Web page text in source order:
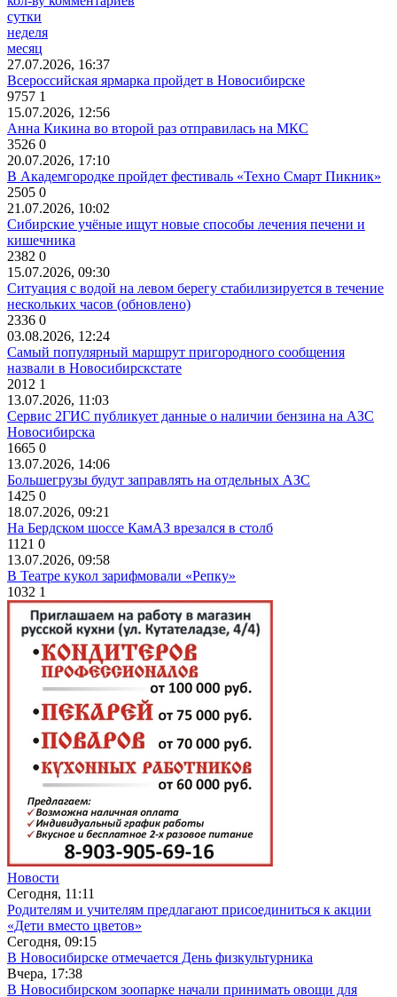
сутки
неделя
месяц
27.07.2026, 16:37
Всероссийская ярмарка пройдет в Новосибирске
9757 1
15.07.2026, 12:56
Анна Кикина во второй раз отправилась на МКС
3526 0
20.07.2026, 17:10
В Академгородке пройдет фестиваль «Техно Смарт Пикник»
2505 0
21.07.2026, 10:02
Сибирские учёные ищут новые способы лечения печени и
кишечника
2382 0
15.07.2026, 09:30
Ситуация с водой на левом берегу стабилизируется в течение
нескольких часов (обновлено)
2336 0
03.08.2026, 12:24
Самый популярный маршрут пригородного сообщения
назвали в Новосибирскстате
2012 1
13.07.2026, 11:03
Сервис 2ГИС публикует данные о наличии бензина на АЗС
Новосибирска
1665 0
13.07.2026, 14:06
Большегрузы будут заправлять на отдельных АЗС
1425 0
18.07.2026, 09:21
На Бердском шоссе КамАЗ врезался в столб
1121 0
13.07.2026, 09:58
В Театре кукол зарифмовали «Репку»
1032 1
Новости
Сегодня, 11:11
Родителям и учителям предлагают присоединиться к акции
«Дети вместо цветов»
Сегодня, 09:15
В Новосибирске отмечается День физкультурника
Вчера, 17:38
В Новосибирском зоопарке начали принимать овощи для